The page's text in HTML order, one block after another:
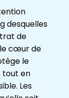
desquelles
de
cœur de
le
tout en
Les